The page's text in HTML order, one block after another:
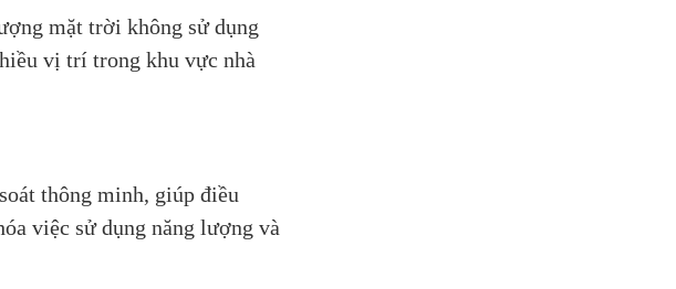
mặt trời không sử dụng
vị trí trong khu vực nhà
thông minh, giúp điều
việc sử dụng năng lượng và